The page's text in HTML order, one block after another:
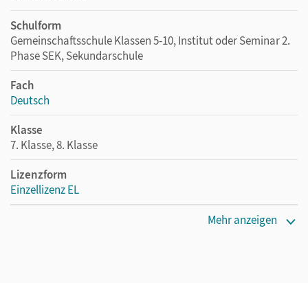
Schulform
Gemeinschaftsschule Klassen 5-10, Institut oder Seminar 2.
Phase SEK, Sekundarschule
Fach
Deutsch
Klasse
7. Klasse, 8. Klasse
Lizenzform
Einzellizenz EL
Mehr anzeigen